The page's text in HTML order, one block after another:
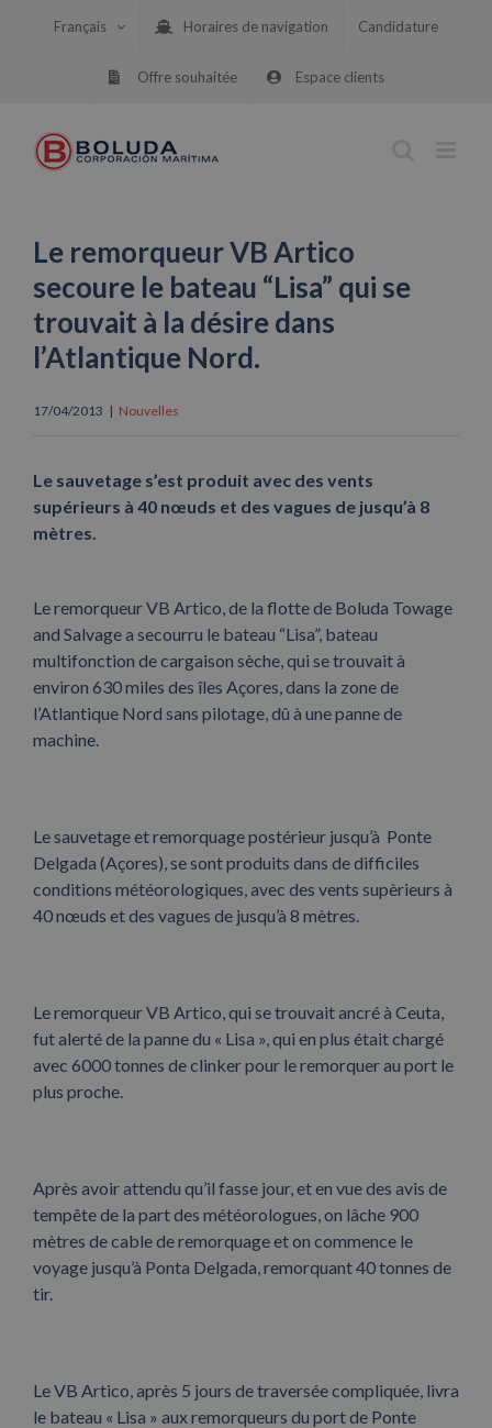
Français Horaires de navigation Candidature
Offre souhaitée Espace clients
Le remorqueur VB Artico
secoure le bateau “Lisa” qui se
trouvait à la désire dans
l’Atlantique Nord.
17/04/2013 | Nouvelles
Le sauvetage s’est produit avec des vents
supérieurs à 40 nœuds et des vagues de jusqu’à 8
mètres.
Le remorqueur VB Artico, de la flotte de Boluda Towage
and Salvage a secourru le bateau “Lisa”, bateau
multifonction de cargaison sèche, qui se trouvait à
environ 630 miles des îles Açores, dans la zone de
l’Atlantique Nord sans pilotage, dû à une panne de
machine.
Le sauvetage et remorquage postérieur jusqu’à Ponte
Delgada (Açores), se sont produits dans de difficiles
conditions météorologiques, avec des vents supèrieurs à
40 nœuds et des vagues de jusqu’à 8 mètres.
Le remorqueur VB Artico, qui se trouvait ancré à Ceuta,
fut alerté de la panne du « Lisa », qui en plus était chargé
avec 6000 tonnes de clinker pour le remorquer au port le
plus proche.
Après avoir attendu qu’il fasse jour, et en vue des avis de
tempête de la part des météorologues, on lâche 900
mètres de cable de remorquage et on commence le
voyage jusqu’à Ponta Delgada, remorquant 40 tonnes de
tir.
Le VB Artico, après 5 jours de traversée compliquée, livra
le bateau « Lisa » aux remorqueurs du port de Ponte